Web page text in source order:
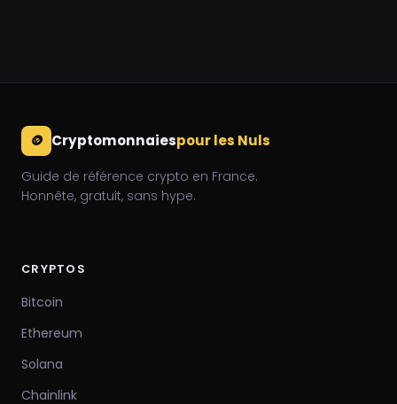
🪙 Cryptomonnaiespour les Nuls
Guide de référence crypto en France.
Honnête, gratuit, sans hype.
CRYPTOS
Bitcoin
Ethereum
Solana
Chainlink